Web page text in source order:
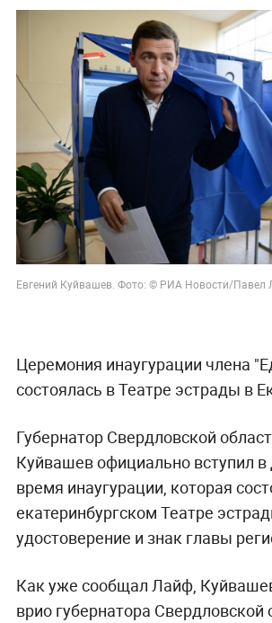
Евгений Куйвашев. Фото: © РИА Новости/Павел
Церемония инаугурации члена
состоялась в Театре эстрады в
Губернатор Свердловской
Куйвашев официально вступил
время инаугурации, которая
екатеринбургском Театре
удостоверение и знак главы
Как уже сообщал Лайф,
врио губернатора Свердловской